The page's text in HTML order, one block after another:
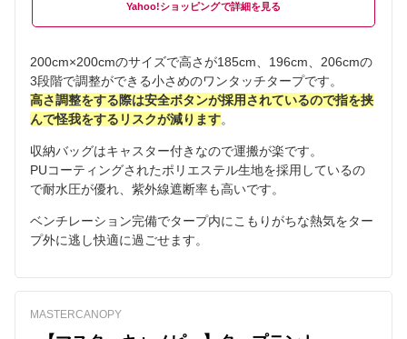
Yahoo!ショッピング
200cm×200cmのサイズで高さが185cm、196cm、206cmの
3段階で調整ができる小さめのワンタッチタープです。
高さ調整をする際は安全ボタンが採用されているので指を挟
んで怪我をするリスクが減ります。
収納バッグはキャスター付きなので運搬が楽です。
PUコーティングされたポリエステル生地を採用しているの
で耐水圧が優れ、紫外線遮断率も高いです。
ベンチレーション完備でタープ内にこもりがちな熱気をター
プ外に逃し快適に過ごせます。
MASTERCANOPY